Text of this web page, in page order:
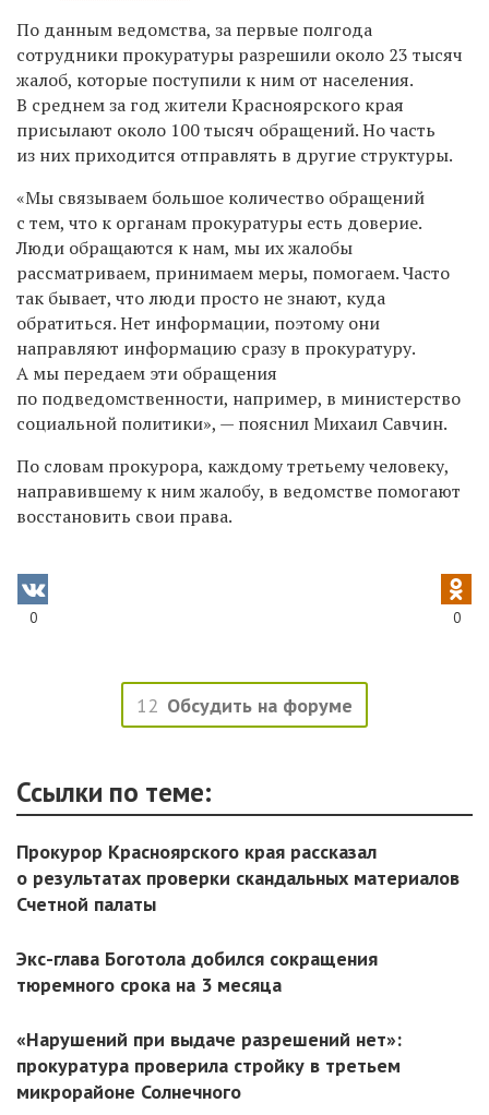
По данным ведомства, за первые полгода
сотрудники прокуратуры разрешили около 23 тысяч
жалоб, которые поступили к ним от населения.
В среднем за год жители Красноярского края
присылают около 100 тысяч обращений. Но часть
из них приходится отправлять в другие структуры.
«Мы связываем большое количество обращений
с тем, что к органам прокуратуры есть доверие.
Люди обращаются к нам, мы их жалобы
рассматриваем, принимаем меры, помогаем. Часто
так бывает, что люди просто не знают, куда
обратиться. Нет информации, поэтому они
направляют информацию сразу в прокуратуру.
А мы передаем эти обращения
по подведомственности, например, в министерство
социальной политики», — пояснил Михаил Савчин.
По словам прокурора, каждому третьему человеку,
направившему к ним жалобу, в ведомстве помогают
восстановить свои права.
0 0
12 Обсудить на форуме
Ссылки по теме:
Прокурор Красноярского края рассказал
о результатах проверки скандальных материалов
Счетной палаты
Экс-глава Боготола добился сокращения
тюремного срока на 3 месяца
«Нарушений при выдаче разрешений нет»:
прокуратура проверила стройку в третьем
микрорайоне Солнечного